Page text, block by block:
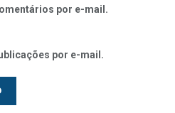
por e-mail.
por e-mail.